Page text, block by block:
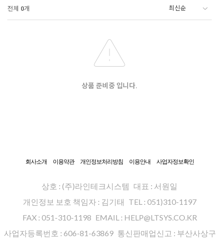
전체 0개
상품 준비중 입니다.
회사소개 이용약관 개인정보처리방침 이용안내 사업자정보확인
상호 : (주)라인테크시스템 대표 : 서원일
개인정보 보호 책임자 : 김기태 TEL : 051)310-1197
FAX : 051-310-1198 EMAIL : HELP@LTSYS.CO.KR
사업자등록번호 : 606-81-63869 통신판매업신고 : 부산사상구